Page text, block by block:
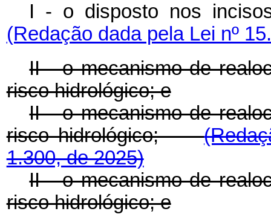
I - o disposto nos
(Redação dada pela Lei nº
II - o mecanismo de
risco hidrológico; e
II - o mecanismo de
risco hidrológico;
1.300, de 2025)
II - o mecanismo de
risco hidrológico; e